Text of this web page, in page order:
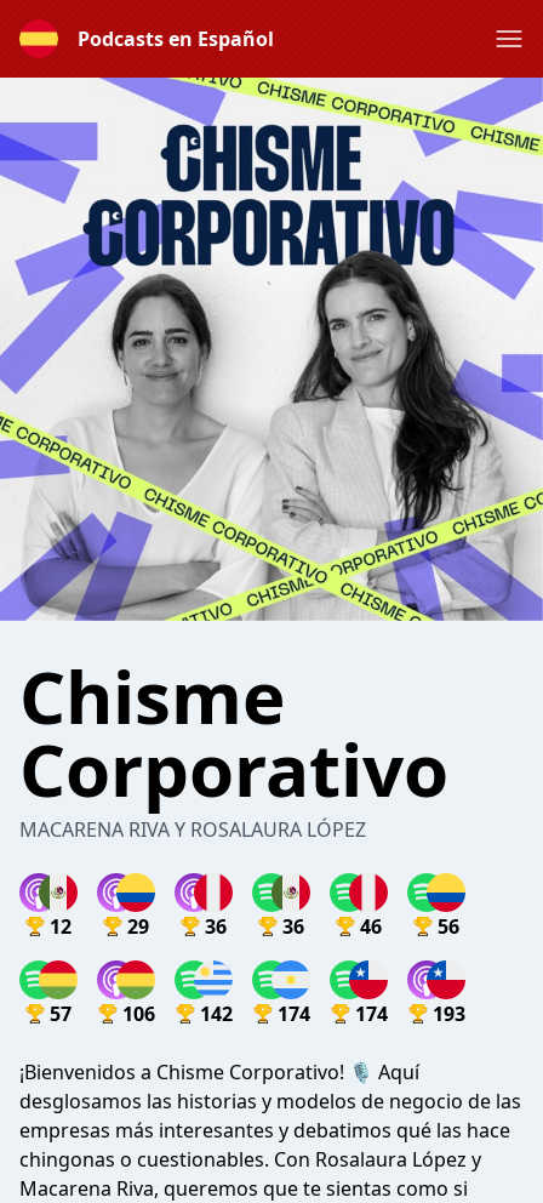
Podcasts en Español
Chisme
Corporativo
MACARENA RIVA Y ROSALAURA LÓPEZ
12 29 36 36 46 56
57 106 142 174 174 193
¡Bienvenidos a Chisme Corporativo! 🎙️ Aquí
desglosamos las historias y modelos de negocio de las
empresas más interesantes y debatimos qué las hace
chingonas o cuestionables. Con Rosalaura López y
Macarena Riva, queremos que te sientas como si